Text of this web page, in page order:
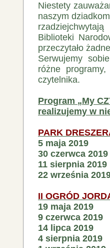
Niestety
naszym
Biblioteki
przeczytało
Serwujemy
różne
czytelnika.
Program „My
realizujemy w
PARK
5 maja 2019
30 czerwca 2019
11 sierpnia 2019
22 września
II OGRÓD
19 maja 2019
9 czerwca 2019
14 lipca 2019
4 sierpnia 2019